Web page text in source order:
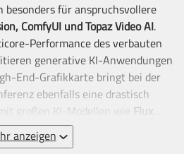
besonders für anspruchsvollere
ComfyUI und Topaz Video AI.
Performance des verbauten
generative KI-Anwendungen
End-Grafikkarte bringt bei der
ebenfalls eine drastisch
großen KI-Modellen wie Flux
gearbeitet wird, wird
stark ausgelastet. Für
anzeigen